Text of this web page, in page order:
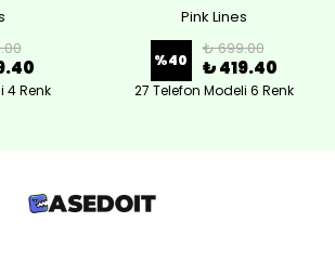
4 Renk
Pink Lines
%40
₺ 699.00
₺ 419.40
27 Telefon Modeli 6 Renk